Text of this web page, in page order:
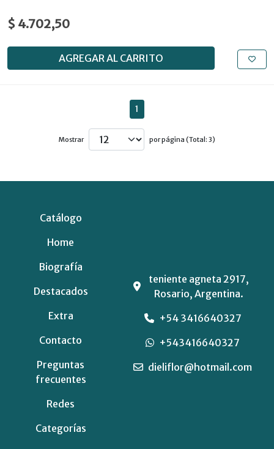
$ 4.702,50
AGREGAR AL CARRITO
1
Mostrar por página (Total: 3)
Catálogo
Home
Biografía
Destacados
Extra
Contacto
Preguntas
frecuentes
Redes
Categorías
teniente agneta 2917,
Rosario, Argentina.
+54 3416640327
+543416640327
dieliflor@hotmail.com